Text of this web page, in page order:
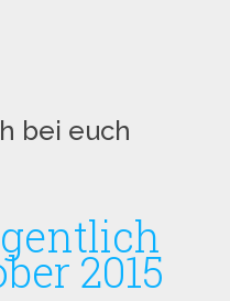
bei euch
2015